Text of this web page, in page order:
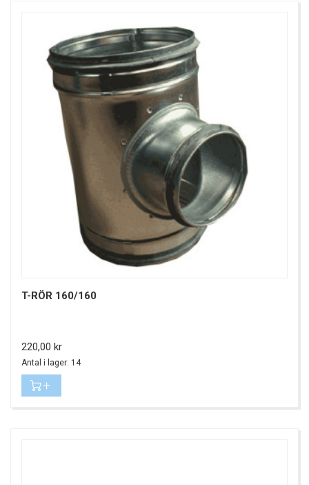
T-RÖR 160/160
Pris
220,00 kr
Antal i lager: 14